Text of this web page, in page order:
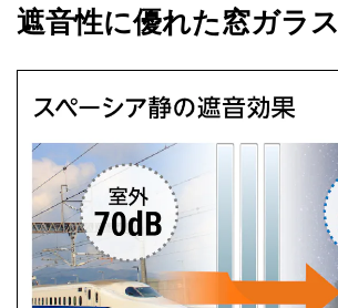
遮音性に優れた窓ガラス